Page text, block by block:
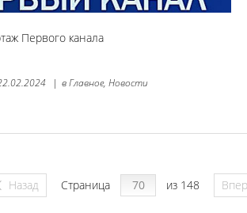
Первого канала
| вГлавное, Новости
Назад Страница из 148